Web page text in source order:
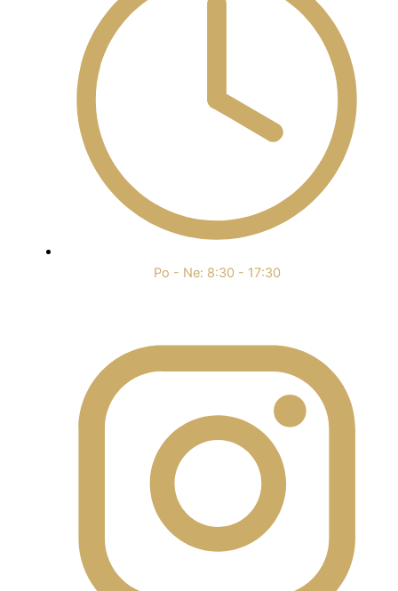
Po - Ne: 8:30 - 17:30